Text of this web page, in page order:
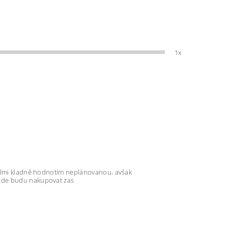
1x
kladně hodnotím neplánovanou, avšak
budu nakupovat zas